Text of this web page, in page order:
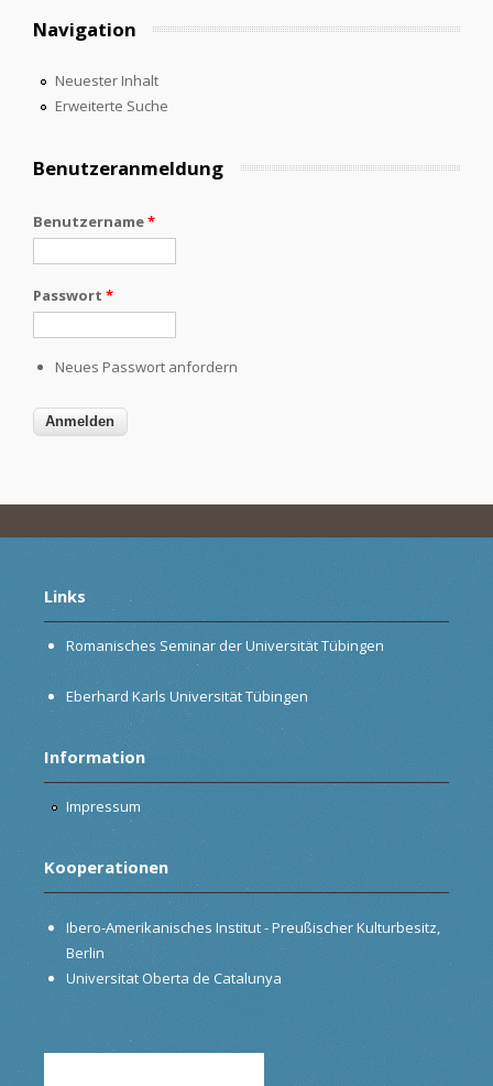
Navigation
Neuester Inhalt
Erweiterte Suche
Benutzeranmeldung
Benutzername*
Passwort *
Neues Passwort anfordern
Links
Romanisches Seminar der Universität Tübingen
Eberhard Karls Universität Tübingen
Information
Impressum
Kooperationen
Ibero-Amerikanisches Institut - Preußischer Kulturbesitz,
Berlin
Universitat Oberta de Catalunya